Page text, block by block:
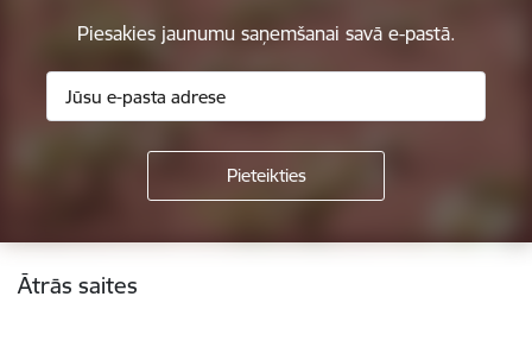
Piesakies jaunumu saņemšanai savā e-pastā.
Kājene
Ātrās saites